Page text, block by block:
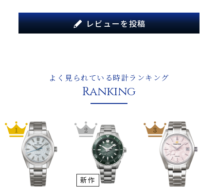
レビューを投稿
よく見られている時計ランキング
Ranking
新作